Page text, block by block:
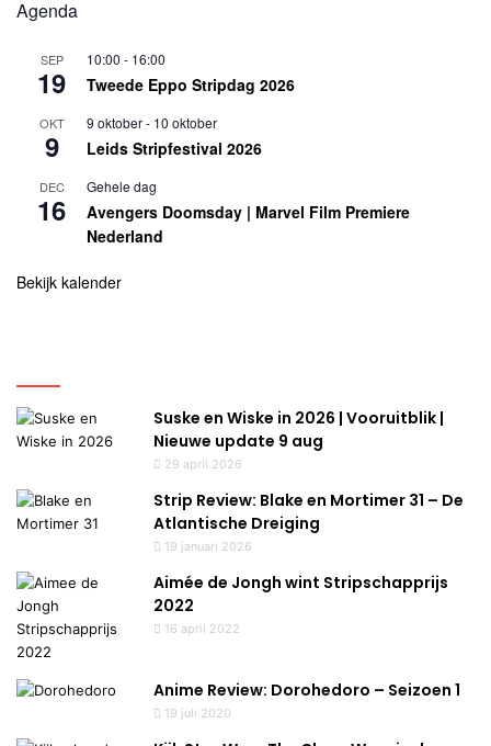
Agenda
SEP
19
10:00 - 16:00
Tweede Eppo Stripdag 2026
OKT
9
9 oktober- 10 oktober
Leids Stripfestival 2026
DEC
16
Gehele dag
Avengers Doomsday | Marvel Film Premiere
Nederland
Bekijk kalender
Suske en Wiske in 2026 | Vooruitblik |
Nieuwe update 9 aug
29 april 2026
Strip Review: Blake en Mortimer 31 – De
Atlantische Dreiging
19 januari 2026
Aimée de Jongh wint Stripschapprijs
2022
16 april 2022
Anime Review: Dorohedoro – Seizoen 1
19 juli 2020